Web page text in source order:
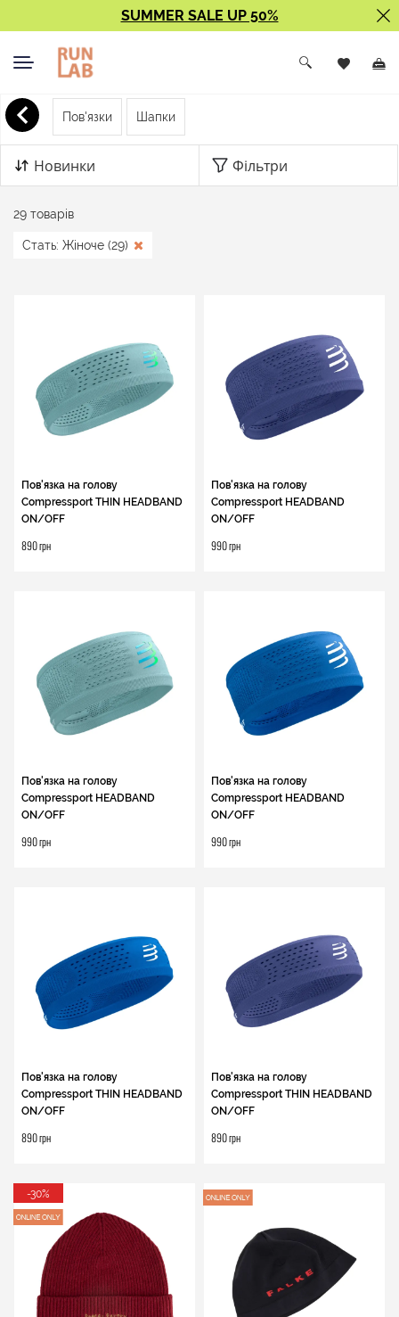
SUMMER SALE UP 50%
< Назад
Шапки і пов'язки
Пов'язки Шапки
Новинки Фільтри
29 товарів
Стать: Жіноче (29)
Пов'язка на голову
Compressport THIN HEADBAND
ON/OFF
890 грн
Пов'язка на голову
Compressport HEADBAND
ON/OFF
990 грн
Пов'язка на голову
Compressport HEADBAND
ON/OFF
990 грн
Пов'язка на голову
Compressport HEADBAND
ON/OFF
990 грн
Пов'язка на голову
Compressport THIN HEADBAND
ON/OFF
890 грн
Пов'язка на голову
Compressport THIN HEADBAND
ON/OFF
890 грн
-30%